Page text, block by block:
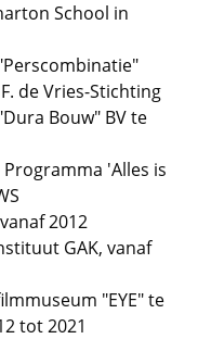
School in
de Vries-Stichting
Bouw" BV te
'Alles is
2012
GAK, vanaf
"EYE" te
tot 2021